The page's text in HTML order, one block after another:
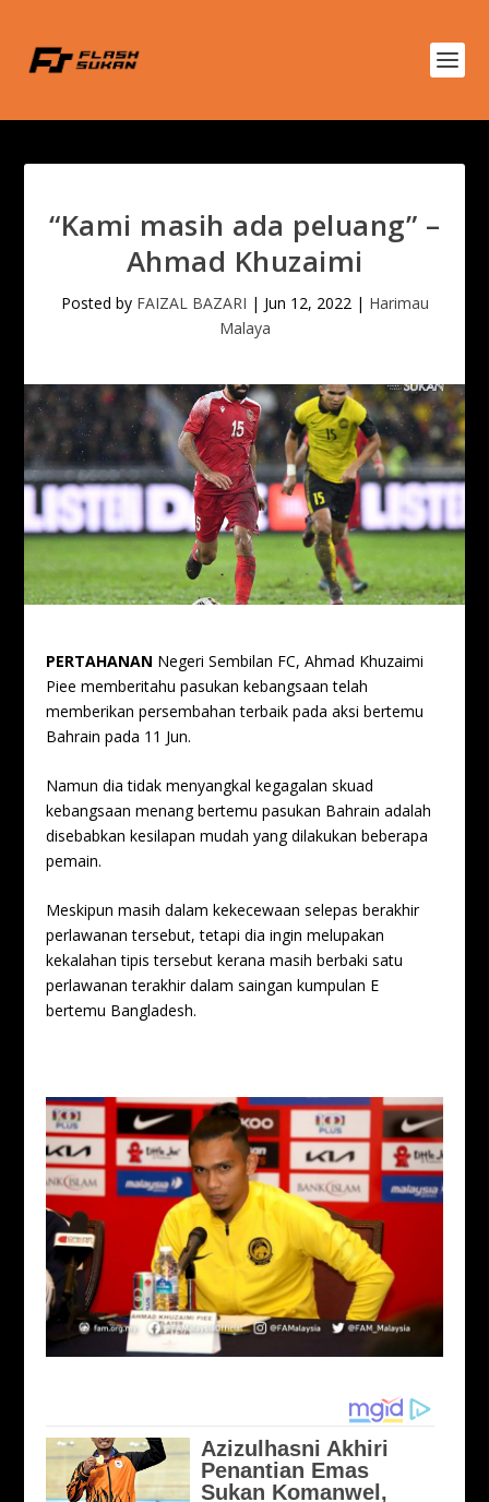
“Kami masih ada peluang” –
Ahmad Khuzaimi
Posted by FAIZAL BAZARI | Jun 12, 2022| Harimau
Malaya
PERTAHANAN Negeri Sembilan FC, Ahmad Khuzaimi
Piee memberitahu pasukan kebangsaan telah
memberikan persembahan terbaik pada aksi bertemu
Bahrain pada 11 Jun.
Namun dia tidak menyangkal kegagalan skuad
kebangsaan menang bertemu pasukan Bahrain adalah
disebabkan kesilapan mudah yang dilakukan beberapa
pemain.
Meskipun masih dalam kekecewaan selepas berakhir
perlawanan tersebut, tetapi dia ingin melupakan
kekalahan tipis tersebut kerana masih berbaki satu
perlawanan terakhir dalam saingan kumpulan E
bertemu Bangladesh.